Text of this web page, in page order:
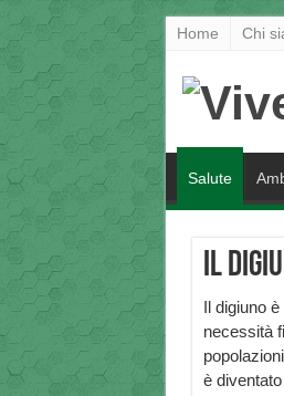
Home Chi
Salute
Il
Il digiuno
necessità
è